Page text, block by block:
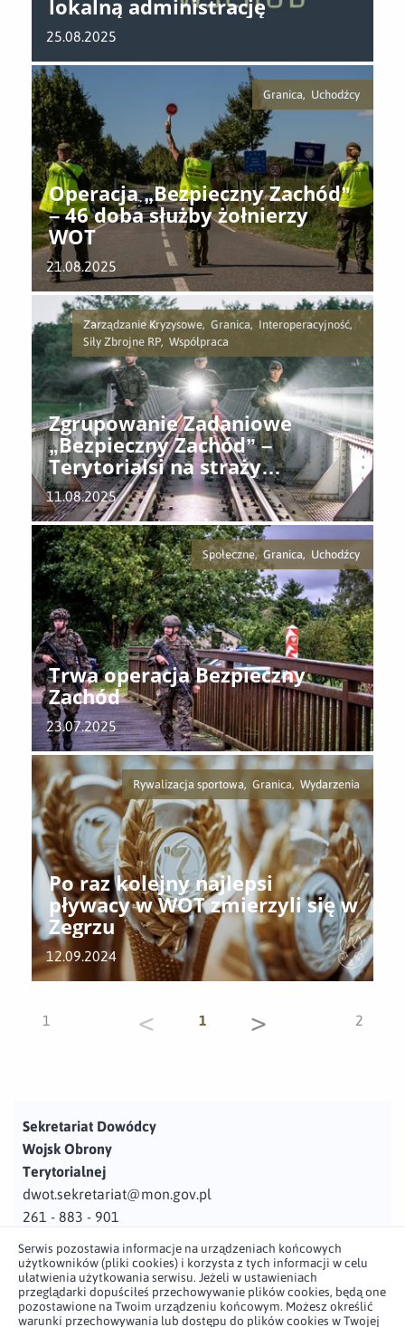
lokalną administrację
25.08.2025
Granica, Uchodźcy
Operacja „Bezpieczny Zachód”
– 46 doba służby żołnierzy
WOT
21.08.2025
Zarządzanie Kryzysowe, Granica, Interoperacyjność,
Siły Zbrojne RP, Współpraca
Zgrupowanie Zadaniowe
„Bezpieczny Zachód” –
Terytorialsi na straży
zachodniej granicy RP.
11.08.2025
Społeczne, Granica, Uchodźcy
Trwa operacja Bezpieczny
Zachód
23.07.2025
Rywalizacja sportowa, Granica, Wydarzenia
Po raz kolejny najlepsi
pływacy w WOT zmierzyli się w
Zegrzu
12.09.2024
1 < 1 > 2
Sekretariat Dowódcy
Wojsk Obrony
Terytorialnej
dwot.sekretariat@mon.gov.pl
261 - 883 - 901
Adres
ul. Juzistek 2
05-131 Zegrze
Serwis pozostawia informacje na urządzeniach końcowych
użytkowników (pliki cookies) i korzysta z tych informacji w celu
ułatwienia użytkowania serwisu. Jeżeli w ustawieniach
przeglądarki dopuściłeś przechowywanie plików cookies, będą one
pozostawione na Twoim urządzeniu końcowym. Możesz określić
warunki przechowywania lub dostępu do plików cookies w Twojej